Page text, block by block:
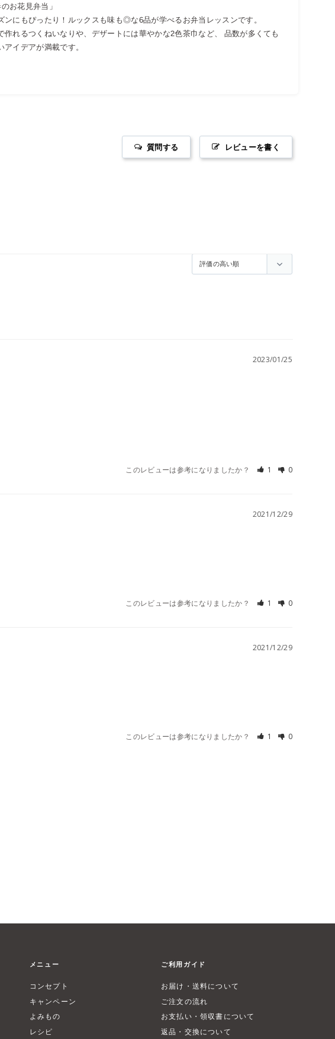
お花見弁当」
ンにもぴったり！ルックスも味も◎な6品が学べるお弁当レッスンです。
作れるつくねいなりや、デザートには華やかな2色茶巾など、 品数が多くても
アイデアが満載です。
レビューを書く
質問する
2023/01/25
このレビューは参考になりましたか？ 1 0
2021/12/29
このレビューは参考になりましたか？ 1 0
2021/12/29
このレビューは参考になりましたか？ 1 0
メニュー
コンセプト
キャンペーン
よみもの
レシピ
ご利用ガイド
お届け・送料について
ご注文の流れ
お支払い・領収書について
返品・交換について